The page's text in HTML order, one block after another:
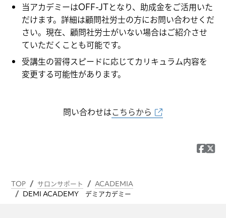
当アカデミーはOFF-JTとなり、助成金をご活用いた
だけます。詳細は顧問社労士の方にお問い合わせくだ
さい。現在、顧問社労士がいない場合はご紹介させ
ていただくことも可能です。
受講生の習得スピードに応じてカリキュラム内容を
変更する可能性があります。
問い合わせはこちらから
TOP サロンサポート
ACADEMIA
DEMI ACADEMY デミアカデミー